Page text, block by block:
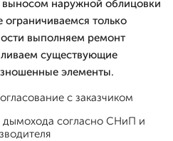
выносом наружной облицовки
только
выполняем ремонт
существующие
элементы.
с заказчиком
дымохода согласно СНиП и